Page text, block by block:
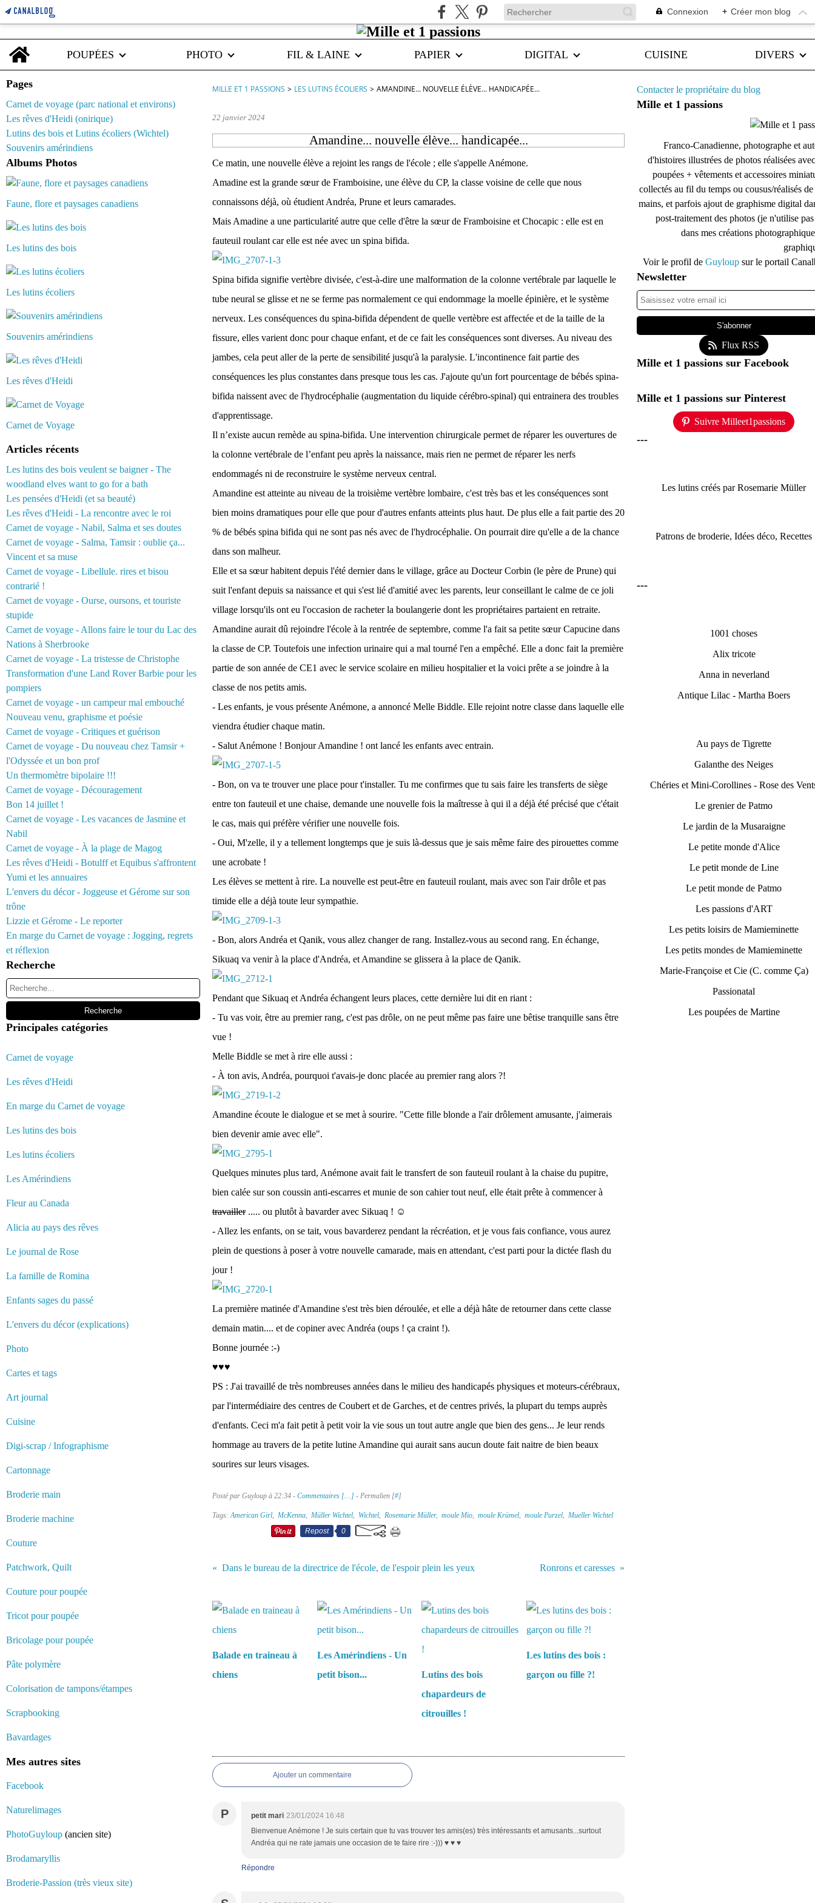
Connexion + Créer mon blog
Home
POUPÉES
PHOTO FIL & LAINE PAPIER DIGITAL CUISINE DIVERS
Pages
Carnet de voyage (parc national et environs)
Les rêves d'Heidi (onirique)
Lutins des bois et Lutins écoliers (Wichtel)
Souvenirs amérindiens
Albums Photos
Faune, flore et paysages canadiens
Les lutins des bois
Les lutins écoliers
Souvenirs amérindiens
Les rêves d'Heidi
Carnet de Voyage
Articles récents
Les lutins des bois veulent se baigner - The
woodland elves want to go for a bath
Les pensées d'Heidi (et sa beauté)
Les rêves d'Heidi - La rencontre avec le roi
Carnet de voyage - Nabil, Salma et ses doutes
Carnet de voyage - Salma, Tamsir : oublie ça...
Vincent et sa muse
Carnet de voyage - Libellule. rires et bisou
contrarié !
Carnet de voyage - Ourse, oursons, et touriste
stupide
Carnet de voyage - Allons faire le tour du Lac des
Nations à Sherbrooke
Carnet de voyage - La tristesse de Christophe
Transformation d'une Land Rover Barbie pour les
pompiers
Carnet de voyage - un campeur mal embouché
Nouveau venu, graphisme et poésie
Carnet de voyage - Critiques et guérison
Carnet de voyage - Du nouveau chez Tamsir +
l'Odyssée et un bon prof
Un thermomètre bipolaire !!!
Carnet de voyage - Découragement
Bon 14 juillet !
Carnet de voyage - Les vacances de Jasmine et
Nabil
Carnet de voyage - À la plage de Magog
Les rêves d'Heidi - Botulff et Equibus s'affrontent
Yumi et les annuaires
L'envers du décor - Joggeuse et Gérome sur son
trône
Lizzie et Gérome - Le reporter
En marge du Carnet de voyage : Jogging, regrets
et réflexion
Recherche
Principales catégories
Carnet de voyage
Les rêves d'Heidi
En marge du Carnet de voyage
Les lutins des bois
Les lutins écoliers
Les Amérindiens
Fleur au Canada
Alicia au pays des rêves
Le journal de Rose
La famille de Romina
Enfants sages du passé
L'envers du décor (explications)
Photo
Cartes et tags
Art journal
Cuisine
Digi-scrap / Infographisme
Cartonnage
Broderie main
Broderie machine
Couture
Patchwork, Quilt
Couture pour poupée
Tricot pour poupée
Bricolage pour poupée
Pâte polymère
Colorisation de tampons/étampes
Scrapbooking
Bavardages
Mes autres sites
Facebook
Naturelimages
PhotoGuyloup (ancien site)
Brodamaryllis
Broderie-Passion (très vieux site)
MILLE ET 1 PASSIONS > LES LUTINS ÉCOLIERS > AMANDINE... NOUVELLE ÉLÈVE... HANDICAPÉE...
22 janvier 2024
Amandine... nouvelle élève... handicapée...
Ce matin, une nouvelle élève a rejoint les rangs de l'école ; elle s'appelle Anémone.
Amadine est la grande sœurde Framboisine, une élève du CP, la classe voisine de celle que nous
connaissons déjà, où étudient Andréa, Prune et leurs camarades.
Mais Amadine a une particularité autre que celle d'être la sœurde Framboisine et Chocapic : elle est en
fauteuil roulant car elle est née avec un spina bifida.
Spina bifida signifie vertèbre divisée, c'est-à-dire une malformation de la colonne vertébrale par laquelle le
tube neural se glisse et ne se ferme pas normalement ce qui endommage la moelle épinière, et le système
nerveux. Les conséquences du spina-bifida dépendent de quelle vertèbre est affectée et de la taille de la
fissure, elles varient donc pour chaque enfant, et de ce fait les conséquences sont diverses. Au niveau des
jambes, cela peut aller de la perte de sensibilité jusqu'à la paralysie. L'incontinence fait partie des
conséquences les plus constantes dans presque tous les cas. J'ajoute qu'un fort pourcentage de bébés spina-
bifida naissent avec de l'hydrocéphalie (augmentation du liquide cérébro-spinal) qui entrainera des troubles
d'apprentissage.
Il n’existe aucun remède au spina-bifida. Une intervention chirurgicale permet de réparer les ouvertures de
la colonne vertébrale de l’enfant peu après la naissance, mais rien ne permet de réparer les nerfs
endommagés ni de reconstruire le système nerveux central.
Amandine est atteinte au niveau de la troisième vertèbre lombaire, c'est très bas et les conséquences sont
bien moins dramatiques pour elle que pour d'autres enfants atteints plus haut. De plus elle a fait partie des 20
% de bébés spina bifida qui ne sont pas nés avec de l'hydrocéphalie. On pourrait dire qu'elle a de la chance
dans son malheur.
Elle et sa sœurhabitent depuis l'été dernier dans le village, grâce au Docteur Corbin (le père de Prune) qui
suit l'enfant depuis sa naissance et qui s'est lié d'amitié avec les parents, leur conseillant le calme de ce joli
village lorsqu'ils ont eu l'occasion de racheter la boulangerie dont les propriétaires partaient en retraite.
Amandine aurait dû rejoindre l'école à la rentrée de septembre, comme l'a fait sa petite sœurCapucine dans
la classe de CP. Toutefois une infection urinaire qui a mal tourné l'en a empêché. Elle a donc fait la première
partie de son année de CE1 avec le service scolaire en milieu hospitalier et la voici prête a se joindre à la
classe de nos petits amis.
- Les enfants, je vous présente Anémone, a annoncé Melle Biddle. Elle rejoint notre classe dans laquelle elle
viendra étudier chaque matin.
- Salut Anémone ! Bonjour Amandine ! ont lancé les enfants avec entrain.
- Bon, on va te trouver une place pour t'installer. Tu me confirmes que tu sais faire les transferts de siège
entre ton fauteuil et une chaise, demande une nouvelle fois la maîtresse à qui il a déjà été précisé que c'était
le cas, mais qui préfère vérifier une nouvelle fois.
- Oui, M'zelle, il y a tellement longtemps que je suis là-dessus que je sais même faire des pirouettes comme
une acrobate !
Les élèves se mettent à rire. La nouvelle est peut-être en fauteuil roulant, mais avec son l'air drôle et pas
timide elle a déjà toute leur sympathie.
- Bon, alors Andréa et Qanik, vous allez changer de rang. Installez-vous au second rang. En échange,
Sikuaq va venir à la place d'Andréa, et Amandine se glissera à la place de Qanik.
Pendant que Sikuaq et Andréa échangent leurs places, cette dernière lui dit en riant :
- Tu vas voir, être au premier rang, c'est pas drôle, on ne peut même pas faire une bêtise tranquille sans être
vue !
Melle Biddle se met à rire elle aussi :
- À ton avis, Andréa, pourquoi t'avais-je donc placée au premier rang alors ?!
Amandine écoute le dialogue et se met à sourire. "Cette fille blonde a l'air drôlement amusante, j'aimerais
bien devenir amie avec elle".
Quelques minutes plus tard, Anémone avait fait le transfert de son fauteuil roulant à la chaise du pupitre,
bien calée sur son coussin anti-escarres et munie de son cahier tout neuf, elle était prête à commencer à
travailler..... ou plutôt à bavarder avec Sikuaq ! ☺
- Allez les enfants, on se tait, vous bavarderez pendant la récréation, et je vous fais confiance, vous aurez
plein de questions à poser à votre nouvelle camarade, mais en attendant, c'est parti pour la dictée flash du
jour !
La première matinée d'Amandine s'est très bien déroulée, et elle a déjà hâte de retourner dans cette classe
demain matin.... et de copiner avec Andréa (oups ! ça craint !).
Bonne journée :-)
♥♥♥
PS : J'ai travaillé de très nombreuses années dans le milieu des handicapés physiques et moteurs-cérébraux,
par l'intermédiaire des centres de Coubert et de Garches, et de centres privés, la plupart du temps auprès
d'enfants. Ceci m'a fait petit à petit voir la vie sous un tout autre angle que bien des gens... Je leur rends
hommage au travers de la petite lutine Amandine qui aurait sans aucun doute fait naitre de bien beaux
sourires sur leurs visages.
Posté par Guyloup à 22:34 - Commentaires […] - Permalien [#]
Tags:American Girl, McKenna, Müller Wichtel, Wichtel, Rosemarie Müller, moule Mio, moule Krümel, moule Purzel, Mueller Wichtel
Repost
0
Dans le bureau de la directrice de l'école, de l'espoir plein les yeux Ronrons et caresses
Balade en traineau à
chiens
Les Amérindiens - Un
petit bison...
Lutins des bois
chapardeurs de
citrouilles !
Les lutins des bois :
garçon ou fille ?!
Ajouter un commentaire
P petit mari 23/01/2024 16:48
Bienvenue Anémone ! Je suis certain que tu vas trouver tes amis(es) très intéressants et amusants...surtout
Andréa qui ne rate jamais une occasion de te faire rire :-))) ♥ ♥ ♥
Répondre
Contacter le propriétaire du blog
Mille et 1 passions
Franco-Canadienne, photographe et
d'histoires illustrées de photos réalisées
poupées + vêtements et accessoires
collectés au fil du temps ou cousus/réalisés de
mains, et parfois ajout de graphisme digital
post-traitement des photos (je n'utilise
dans mes créations
Voir le profil de Guyloup sur le portail
Newsletter
Flux RSS
Mille et 1 passions sur Facebook
Mille et 1 passions sur Pinterest
Suivre Milleet1passions
---
Les lutins créés par Rosemarie Müller
Patrons de broderie, Idées déco, Recettes
---
1001 choses
Alix tricote
Anna in neverland
Antique Lilac - Martha Boers
Au pays de Tigrette
Galanthe des Neiges
Chéries et Mini-Corollines - Rose des
Le grenier de Patmo
Le jardin de la Musaraigne
Le petite monde d'Alice
Le petit monde de Line
Le petit monde de Patmo
Les passions d'ART
Les petits loisirs de Mamieminette
Les petits mondes de Mamieminette
Marie-Françoise et Cie (C. comme Ça)
Passionatal
Les poupées de Martine